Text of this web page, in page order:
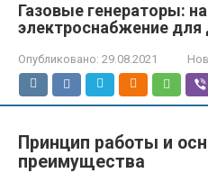
Газовые генераторы:
электроснабжение для
Опубликовано: 29.08.2021
Принцип работы и
преимущества